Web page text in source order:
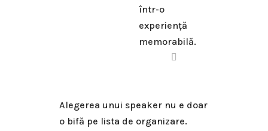
într-o
experiență
memorabilă.
Alegerea unui speaker nu e doar
o bifă pe lista de organizare.